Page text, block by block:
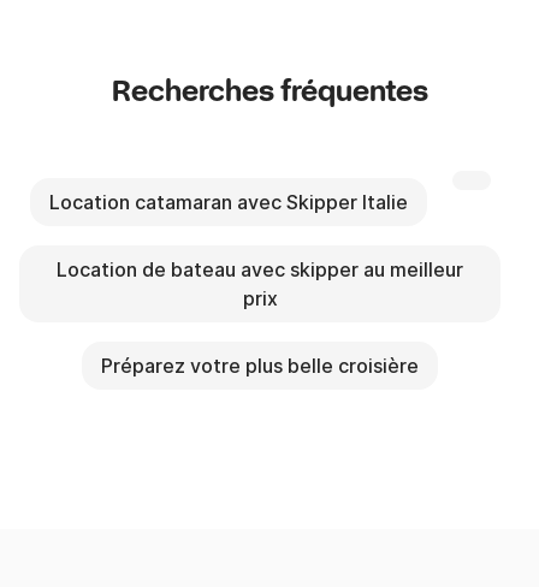
Recherches fréquentes
Location catamaran avec Skipper Italie
Location de bateau avec skipper au meilleur
prix
Préparez votre plus belle croisière